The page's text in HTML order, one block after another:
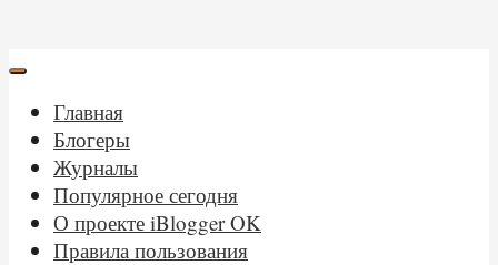
Главная
Блогеры
Журналы
Популярное сегодня
О проекте iBlogger OK
Правила пользования